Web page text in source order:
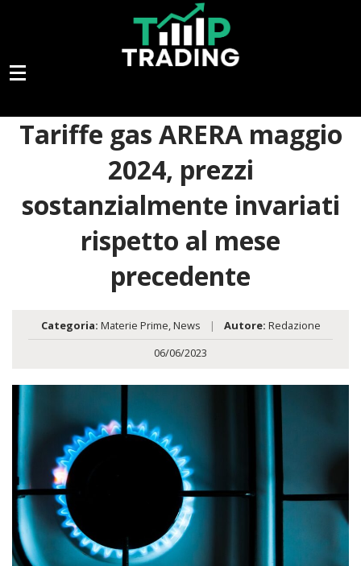
Tariffe gas ARERA maggio
2024, prezzi
sostanzialmente invariati
rispetto al mese
precedente
Categoria: Materie Prime,News | Autore: Redazione
06/06/2023